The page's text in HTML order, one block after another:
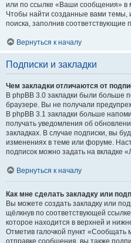
или по ссылке «Ваши сообщения» в
Чтобы найти созданные вами темы,
поиска, заполнив соответствующие
Вернуться к началу
Подписки и закладки
Чем закладки отличаются от
В phpBB 3.0 закладки были больше
браузере. Вы не получали
В phpBB 3.1 закладки больше
получать уведомления об
закладках. В случае подписки, вы
изменениях в теме или форуме.
подписок можно задать на вкладке
Вернуться к началу
Как мне сделать закладку или
Вы можете создать закладку или
щёлкнув по соответствующей
которое находится в верхней и
Отметив галочкой пункт «Сообщать
отправке сообщения, вы также